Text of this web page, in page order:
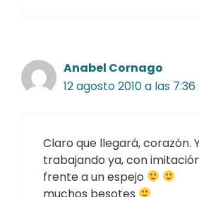
Anabel Cornago
12 agosto 2010 a las
Claro que llegará, corazón.
trabajando ya, con
frente a un espejo
muchos besotes